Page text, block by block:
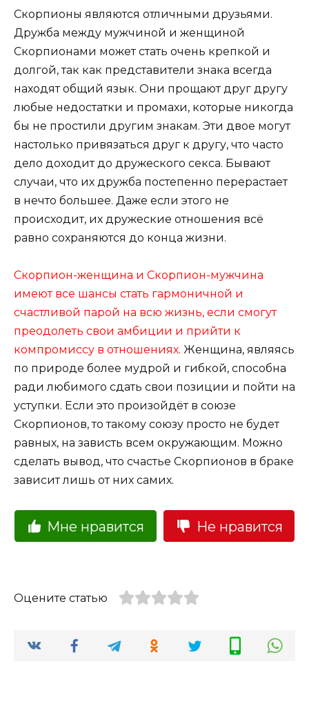
Скорпионы являются отличными друзьями.
Дружба между мужчиной и женщиной
Скорпионами может стать очень крепкой и
долгой, так как представители знака всегда
находят общий язык. Они прощают друг другу
любые недостатки и промахи, которые никогда
бы не простили другим знакам. Эти двое могут
настолько привязаться друг к другу, что часто
дело доходит до дружеского секса. Бывают
случаи, что их дружба постепенно перерастает
в нечто большее. Даже если этого не
происходит, их дружеские отношения всё
равно сохраняются до конца жизни.
Скорпион-женщина и Скорпион-мужчина
имеют все шансы стать гармоничной и
счастливой парой на всю жизнь, если смогут
преодолеть свои амбиции и прийти к
компромиссу в отношениях. Женщина, являясь
по природе более мудрой и гибкой, способна
ради любимого сдать свои позиции и пойти на
уступки. Если это произойдёт в союзе
Скорпионов, то такому союзу просто не будет
равных, на зависть всем окружающим. Можно
сделать вывод, что счастье Скорпионов в браке
зависит лишь от них самих.
Мне нравится Не нравится
Оцените статью